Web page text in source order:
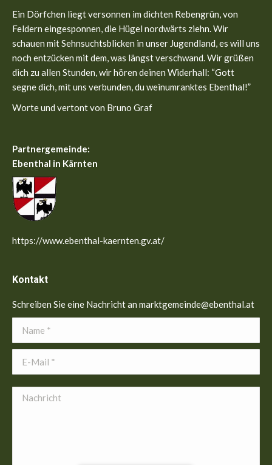
in
new
window
in
new
window
Ein Dörfchen liegt versonnen im dichten Rebengrün, von
Feldern eingesponnen, die Hügel nordwärts ziehn. Wir
schauen mit Sehnsuchtsblicken in unser Jugendland, es will uns
noch entzücken mit dem, was längst verschwand. Wir grüßen
dich zu allen Stunden, wir hören deinen Widerhall: “Gott
segne dich, mit uns verbunden, du weinumranktes Ebenthal!”
Worte und vertont von Bruno Graf
Partnergemeinde:
Ebenthal in Kärnten
https://www.ebenthal-kaernten.gv.at/
Kontakt
Schreiben Sie eine Nachricht an marktgemeinde@ebenthal.at
Name *
E-Mail *
Nachricht